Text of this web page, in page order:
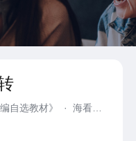
自选教材》 ·
海看网